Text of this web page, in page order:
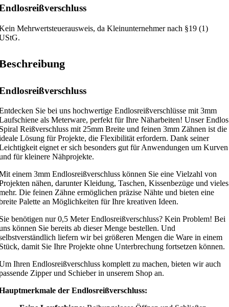
Mehrwertsteuerausweis, da Kleinunternehmer nach §19 (1)
Sie bei uns hochwertige Endlosreißverschlüsse mit 3mm
als Meterware, perfekt für Ihre Näharbeiten! Unser Endlos
Reißverschluss mit 25mm Breite und feinen 3mm Zähnen ist die
Lösung für Projekte, die Flexibilität erfordern. Dank seiner
eignet er sich besonders gut für Anwendungen um Kurven
für kleinere Nähprojekte.
einem 3mm Endlosreißverschluss können Sie eine Vielzahl von
nähen, darunter Kleidung, Taschen, Kissenbezüge und vieles
Die feinen Zähne ermöglichen präzise Nähte und bieten eine
Palette an Möglichkeiten für Ihre kreativen Ideen.
benötigen nur 0,5 Meter Endlosreißverschluss? Kein Problem! Bei
können Sie bereits ab dieser Menge bestellen. Und
liefern wir bei größeren Mengen die Ware in einem
damit Sie Ihre Projekte ohne Unterbrechung fortsetzen können.
Ihren Endlosreißverschluss komplett zu machen, bieten wir auch
Zipper und Schieber in unserem Shop an.
der Endlosreißverschluss: